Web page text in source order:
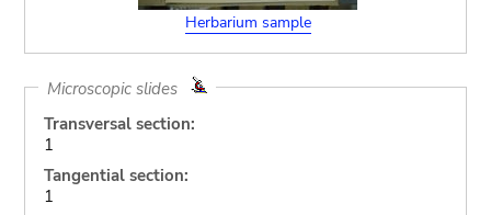
Herbarium sample
Microscopic slides
Transversal section:
1
Tangential section:
1